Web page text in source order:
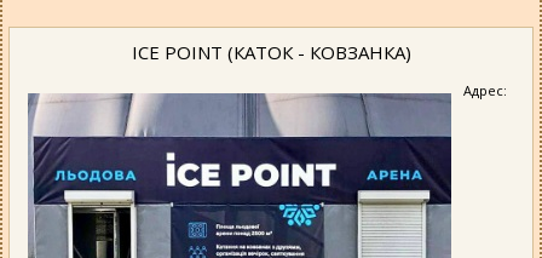
ICE POINT (КАТОК - КОВЗАНКА)
Адрес: